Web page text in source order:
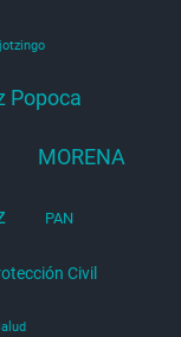
Popoca
MORENA
PAN
Civil